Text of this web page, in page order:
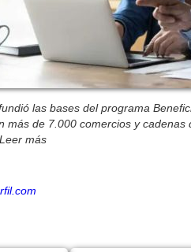
las bases del programa
más de 7.000 comercios y
más